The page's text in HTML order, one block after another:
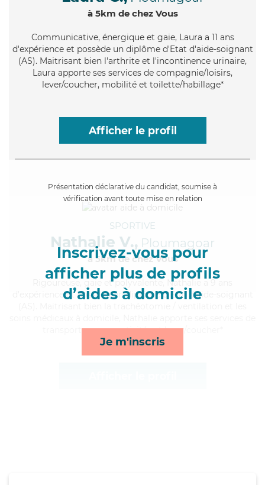
à 5km de chez Vous
Communicative, énergique et gaie, Laura a 11 ans
d'expérience et possède un diplôme d'Etat d'aide-soignant
(AS). Maitrisant bien l'arthrite et l'incontinence urinaire,
Laura apporte ses services de compagnie/loisirs,
lever/coucher, mobilité et toilette/habillage*
Afficher le profil
Présentation déclarative du candidat, soumise à
vérification avant toute mise en relation
Inscrivez-vous pour
afficher plus de profils
d’aides à domicile
Je m'inscris
SPORTIVE
Nathalie V., Ploumagoar
à 5km de chez Vous
, gaie et polyvalente, Nathalie a 9 ans
d'expérience et possède un diplôme d'Etat d'aide-soignant
transports, repas, activités et lever/coucher*